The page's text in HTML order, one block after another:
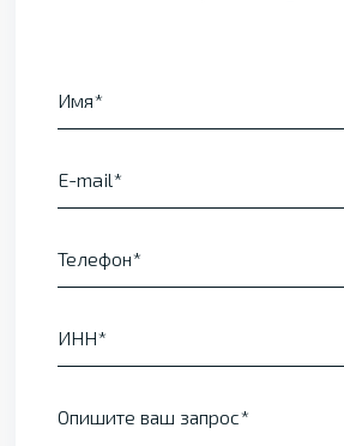
Имя
E-mail
Телефон
ИНН
Опишите ваш запрос